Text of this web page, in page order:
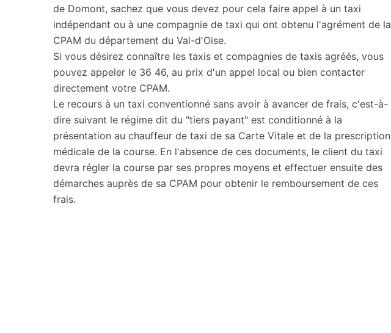
de Domont, sachez que vous devez pour cela faire appel à un taxi
indépendant ou à une compagnie de taxi qui ont obtenu l'agrément de la
CPAM du département du Val-d'Oise.
Si vous désirez connaître les taxis et compagnies de taxis agréés, vous
pouvez appeler le 36 46, au prix d'un appel local ou bien contacter
directement votre CPAM.
Le recours à un taxi conventionné sans avoir à avancer de frais, c'est-à-
dire suivant le régime dit du "tiers payant" est conditionné à la
présentation au chauffeur de taxi de sa Carte Vitale et de la prescription
médicale de la course. En l'absence de ces documents, le client du taxi
devra régler la course par ses propres moyens et effectuer ensuite des
démarches auprès de sa CPAM pour obtenir le remboursement de ces
frais.